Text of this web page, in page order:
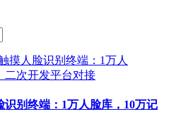
识别终端：1万人脸库，10万记